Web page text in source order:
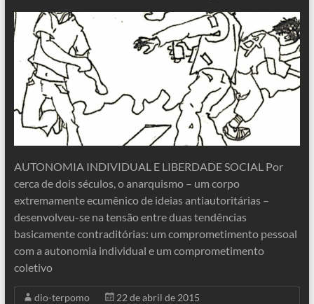
AUTONOMIA INDIVIDUAL E LIBERDADE SOCIAL Por
cerca de dois séculos, o anarquismo – um corpo
extremamente ecumênico de ideias antiautoritárias –
desenvolveu-se na tensão entre duas tendências
basicamente contraditórias: um comprometimento pessoal
com a autonomia individual e um comprometimento
coletivo
dio-terpomo
22 de abril de 2015